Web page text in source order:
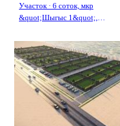
Участок · 6 соток, мкр
&quot;Шыгыс 1&quot;,